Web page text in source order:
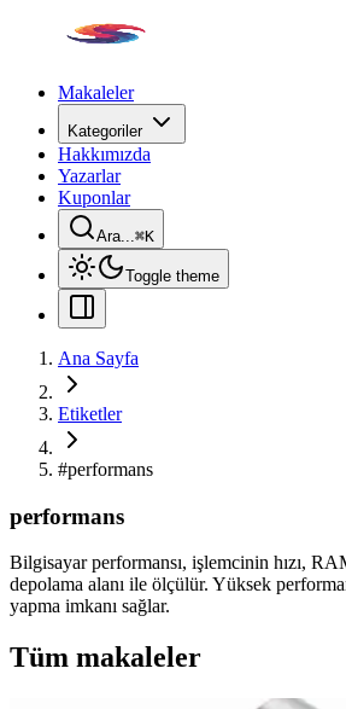
Makaleler
Kategoriler
Hakkımızda
Yazarlar
Kuponlar
Ara...⌘K
Toggle theme
Ana Sayfa
Etiketler
#performans
performans
Bilgisayar performansı, işlemcinin hızı,
depolama alanı ile ölçülür. Yüksek
yapma imkanı sağlar.
Tüm makaleler